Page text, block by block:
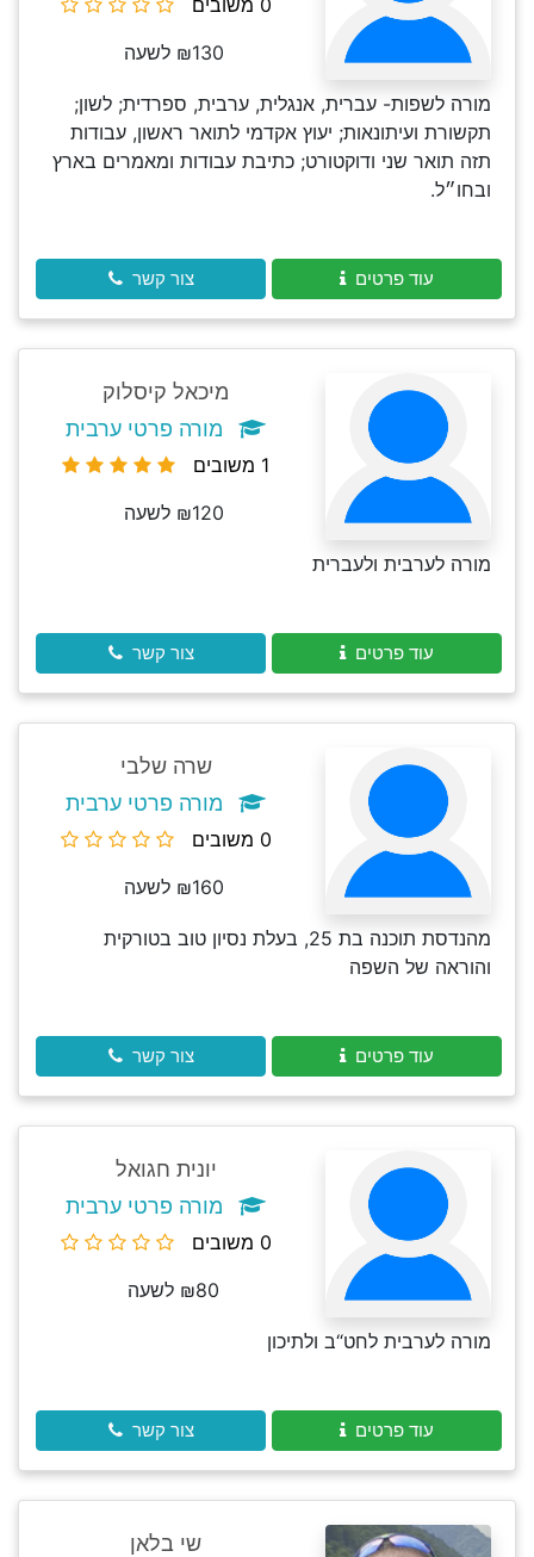
0 משובים
₪130 לשעה
מורה לשפות- עברית, אנגלית, ערבית, ספרדית; לשון;
תקשורת ועיתונאות; יעוץ אקדמי לתואר ראשון, עבודות
תזה תואר שני ודוקטורט; כתיבת עבודות ומאמרים בארץ
ובחו״ל.
עוד פרטים צור קשר
מיכאל קיסלוק
מורה פרטי ערבית
1 משובים
₪120 לשעה
מורה לערבית ולעברית
עוד פרטים צור קשר
שרה שלבי
מורה פרטי ערבית
0 משובים
₪160 לשעה
מהנדסת תוכנה בת 25, בעלת נסיון טוב בטורקית
והוראה של השפה
עוד פרטים צור קשר
יונית חגואל
מורה פרטי ערבית
0 משובים
₪80 לשעה
מורה לערבית לחט“ב ולתיכון
עוד פרטים צור קשר
שי בלאן